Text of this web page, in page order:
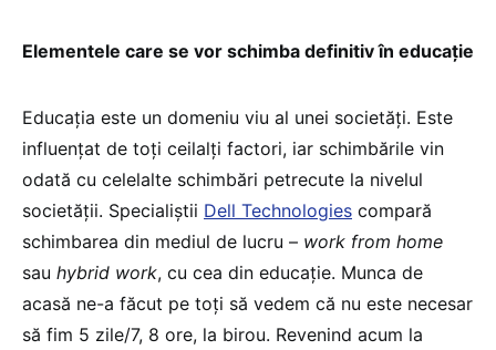
Elementele care se vor schimba definitiv în educație
Educația este un domeniu viu al unei societăți. Este
influențat de toți ceilalți factori, iar schimbările vin
odată cu celelalte schimbări petrecute la nivelul
societății. Specialiștii Dell Technologies compară
schimbarea din mediul de lucru – work from home
sau hybrid work, cu cea din educație. Munca de
acasă ne-a făcut pe toți să vedem că nu este necesar
să fim 5 zile/7, 8 ore, la birou. Revenind acum la